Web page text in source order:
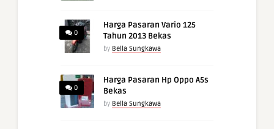
0
Harga Pasaran Vario 125
Tahun 2013 Bekas
by Bella Sungkawa
0
Harga Pasaran Hp Oppo A5s
Bekas
by Bella Sungkawa